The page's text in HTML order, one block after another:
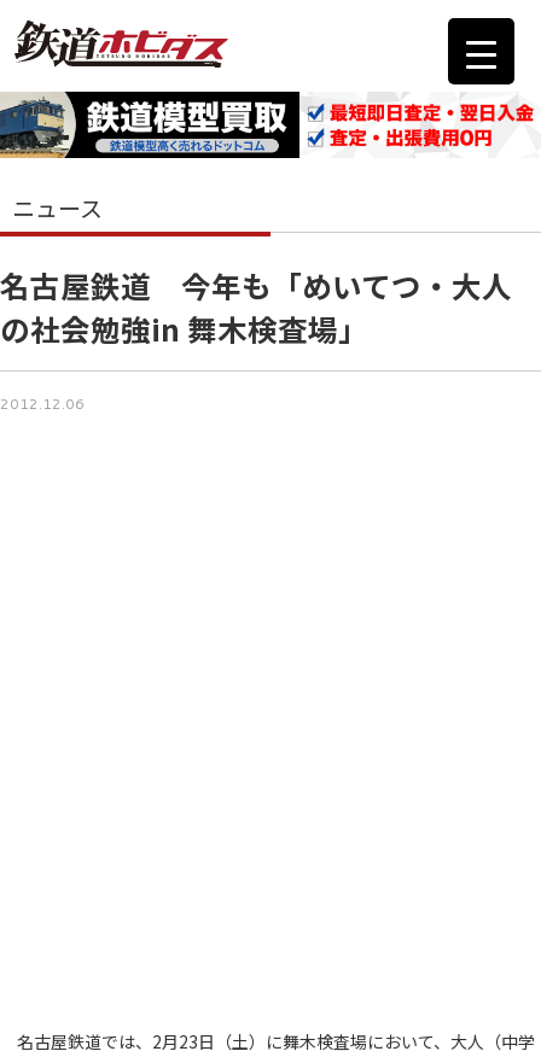
ニュース
名古屋鉄道 今年も「めいてつ・大人
の社会勉強in 舞木検査場」
2012.12.06
名古屋鉄道では、2月23日（土）に舞木検査場において、大人（中学